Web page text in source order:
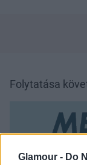
Glamour - Do
Folytatása